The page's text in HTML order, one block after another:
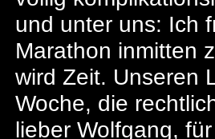
und unter uns: Ich
Marathon inmitten
wird Zeit. Unseren
Woche, die
lieber Wolfgang,